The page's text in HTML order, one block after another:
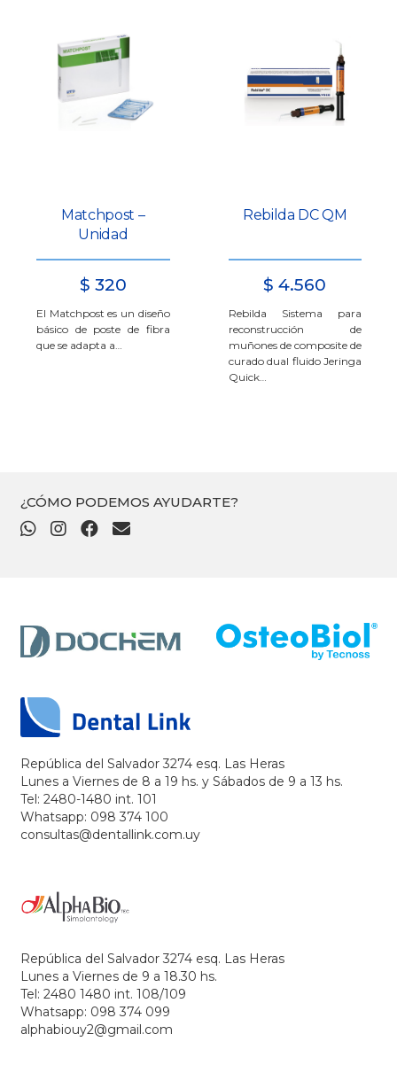
Matchpost –
Unidad
$ 320
El Matchpost es un diseño
básico de poste de fibra
que se adapta a…
Rebilda DC QM
$4.560
Rebilda Sistema para
reconstrucción de
muñones de composite de
curado dual fluido Jeringa
Quick…
¿CÓMO PODEMOS AYUDARTE?
República del Salvador 3274 esq. Las Heras
Lunes a Viernes de 8 a 19 hs. y Sábados de 9 a 13 hs.
Tel: 2480-1480 int. 101
Whatsapp: 098 374 100
consultas@dentallink.com.uy
República del Salvador 3274 esq. Las Heras
Lunes a Viernes de 9 a 18.30 hs.
Tel: 2480 1480 int. 108/109
Whatsapp: 098 374 099
alphabiouy2@gmail.com